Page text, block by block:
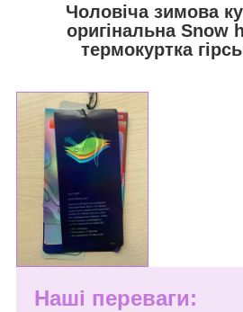
Чоловіча зимова
оригінальна Snow
термокуртка
Наші переваги: